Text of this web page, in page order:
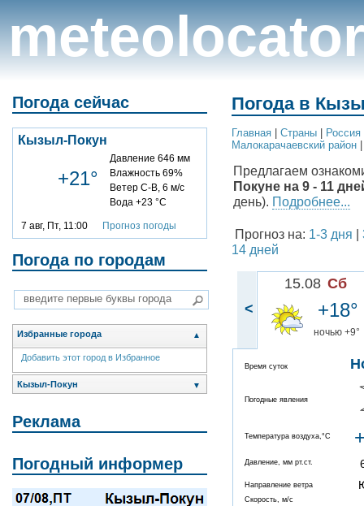
meteolocator
Погода сейчас
Кызыл-Покун
+21°
Давление 646 мм
Влажность 69%
Ветер С-В, 6 м/с
Вода +23 °C
7 авг, Пт, 11:00 Прогноз погоды
Погода по городам
Избранные города ▲
Добавить этот город в Избранное
Кызыл-Покун ▼
Реклама
Погодный информер
Погода в
Главная Cтраны Россия
Малокарачаевский район
Предлагаем
Покуне на 9 - 11
день). Подробнее...
Прогноз на: 1-3 дня
14 дней
<
15.08 Сб
+18°
ночью +9°
Время суток
Погодные явления
Температура воздуха,°C
Давление, мм рт.ст.
Направление ветра
Скорость, м/с